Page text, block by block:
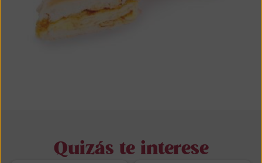
Quizás te interese